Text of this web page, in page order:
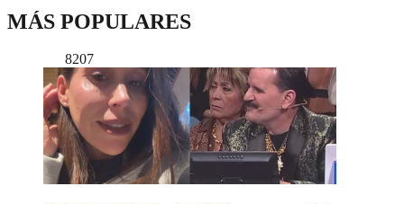
MÁS POPULARES
8207